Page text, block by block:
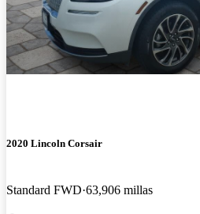
2020 Lincoln Corsair
Standard FWD 63,906 millas